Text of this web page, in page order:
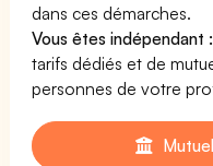
dans ces démarches.
Vous êtes indépendant :
tarifs dédiés et de
personnes de votre